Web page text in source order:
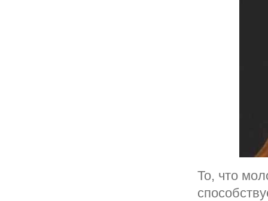
То, что